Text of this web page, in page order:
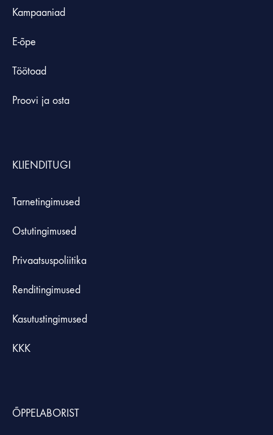
Kampaaniad
E-õpe
Töötoad
Proovi ja osta
KLIENDITUGI
Tarnetingimused
Ostutingimused
Privaatsuspoliitika
Renditingimused
Kasutustingimused
KKK
ÕPPELABORIST